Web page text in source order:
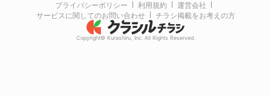
プライバシーポリシー 利用規約
運営会社
サービスに関してのお問い合わせ
チラシ掲載をお考えの方
Copyright© Kurashiru, Inc. All Rights Reserved.